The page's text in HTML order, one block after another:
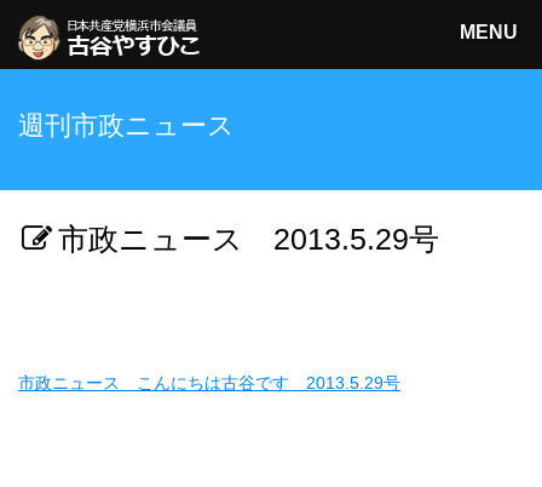
MENU
古谷やすひこ
週刊市政ニュース
市政ニュース 2013.5.29号
市政ニュース こんにちは古谷です 2013.5.29号